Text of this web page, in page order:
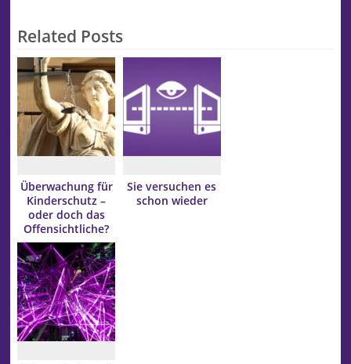
Related Posts
Überwachung für
Kinderschutz –
oder doch das
Offensichtliche?
Sie versuchen es
schon wieder